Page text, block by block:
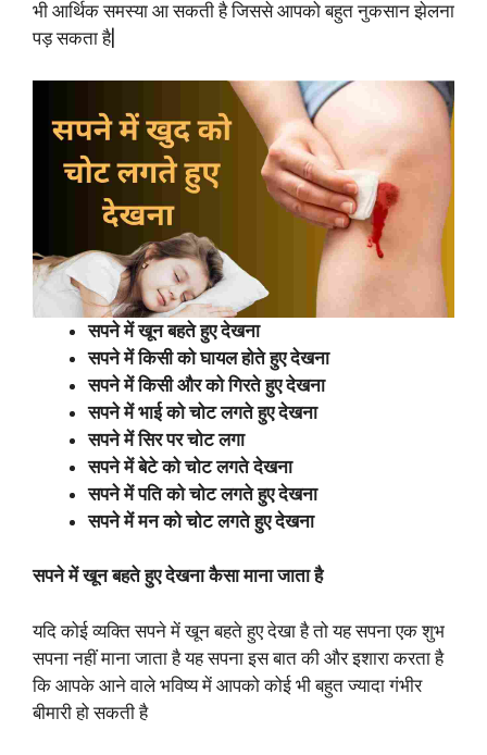
भी आर्थिक समस्या आ सकती है जिससे आपको बहुत नुकसान झेलना
पड़ सकता है|
सपने में खून बहते हुए देखना
सपने में किसी को घायल होते हुए देखना
सपने में किसी और को गिरते हुए देखना
सपने में भाई को चोट लगते हुए देखना
सपने में सिर पर चोट लगा
सपने में बेटे को चोट लगते देखना
सपने में पति को चोट लगते हुए देखना
सपने में मन को चोट लगते हुए देखना
सपने में खून बहते हुए देखना कैसा माना जाता है
यदि कोई व्यक्ति सपने में खून बहते हुए देखा है तो यह सपना एक शुभ
सपना नहीं माना जाता है यह सपना इस बात की और इशारा करता है
कि आपके आने वाले भविष्य में आपको कोई भी बहुत ज्यादा गंभीर
बीमारी हो सकती है